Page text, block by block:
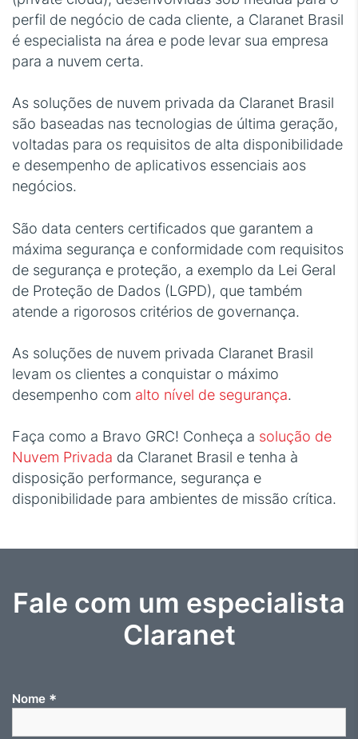
perfil de negócio de cada cliente, a Claranet Brasil
é especialista na área e pode levar sua empresa
para a nuvem certa.
As soluções de nuvem privada da Claranet Brasil
são baseadas nas tecnologias de última geração,
voltadas para os requisitos de alta disponibilidade
e desempenho de aplicativos essenciais aos
negócios.
São data centers certificados que garantem a
máxima segurança e conformidade com requisitos
de segurança e proteção, a exemplo da Lei Geral
de Proteção de Dados (LGPD), que também
atende a rigorosos critérios de governança.
As soluções de nuvem privada Claranet Brasil
levam os clientes a conquistar o máximo
desempenho com alto nível de segurança.
Faça como a Bravo GRC! Conheça a solução de
Nuvem Privada da Claranet Brasil e tenha à
disposição performance, segurança e
disponibilidade para ambientes de missão crítica.
Fale com um especialista
Claranet
Nome *